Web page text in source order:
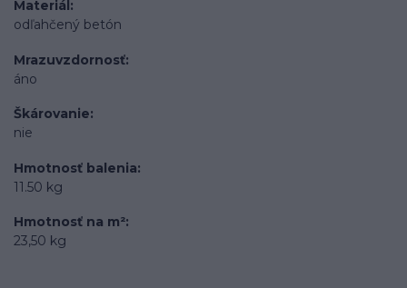
Materiál
odľahčený betón
Mrazuvzdornosť
áno
Škárovanie
nie
Hmotnosť balenia
11.50 kg
Hmotnosť na m²
23,50 kg